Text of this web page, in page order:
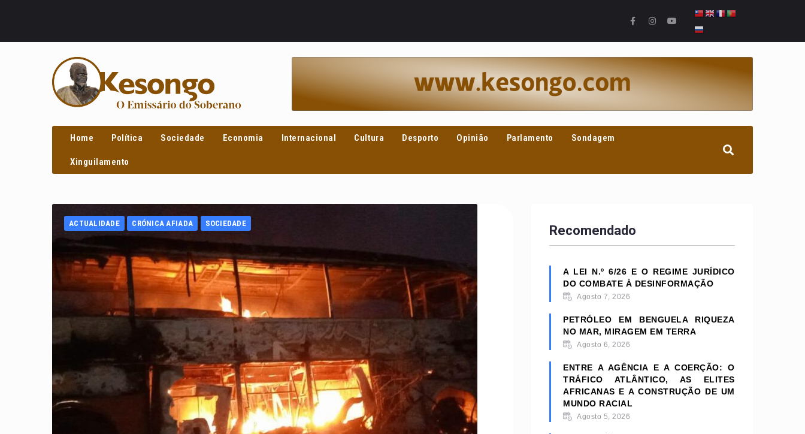
Home Política Sociedade Economia Internacional Cultura Desporto Opinião Parlamento Sondagem
Xinguilamento
ACTUALIDADE CRÓNICA AFIADA SOCIEDADE Recomendado
A LEI N.º 6/26 E O REGIME JURÍDICO
DO COMBATE À DESINFORMAÇÃO
Agosto 7, 2026
PETRÓLEO EM BENGUELA RIQUEZA
NO MAR, MIRAGEM EM TERRA
Agosto 6, 2026
ENTRE A AGÊNCIA E A COERÇÃO: O
TRÁFICO ATLÂNTICO, AS ELITES
AFRICANAS E A CONSTRUÇÃO DE UM
MUNDO RACIAL
Agosto 5, 2026
PROCURAR